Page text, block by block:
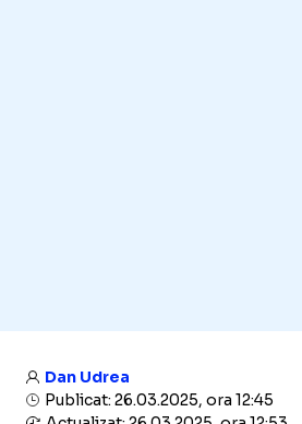
Dan Udrea
Publicat: 26.03.2025, ora 12:45